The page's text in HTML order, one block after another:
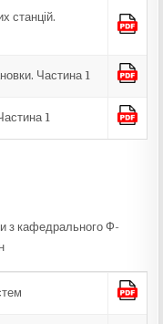
станцій.
Частина 1
1
з кафедрального Ф-